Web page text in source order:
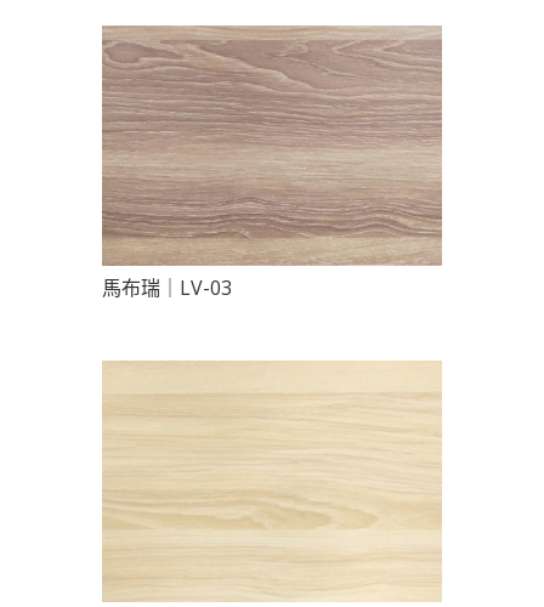
馬布瑞｜LV-03